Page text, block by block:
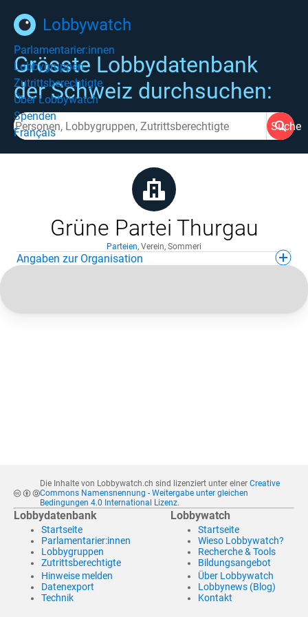
Lobbywatch
Parlamentarier:innen
Lobbygruppen
Zutrittsberechtigte
Über Lobbywatch
Spenden
Français
Grösste Lobbydatenbank
der Schweiz durchsuchen:
Suche
Grüne Partei Thurgau
Parteien, Verein, Sommeri
Angaben zur Organisation
Die Inhalte von Lobbywatch.ch sind lizenziert unter einer Creative
Commons Namensnennung - Weitergabe unter gleichen
Bedingungen 4.0 International Lizenz.
Lobbydatenbank
Startseite
Parlamentarier:innen
Lobbygruppen
Zutrittsberechtigte
Hinweise melden
Datenexport
Technik
Lobbywatch
Startseite
Wieso Lobbywatch?
Recherche & Tools
Bildungsangebot
Über Lobbywatch
Lobbynews (Blog)
Kontakt